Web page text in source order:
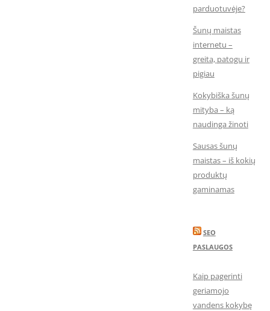
parduotuvėje?
Šunų maistas
internetu –
greita, patogu ir
pigiau
Kokybiška šunų
mityba – ką
naudinga žinoti
Sausas šunų
maistas – iš kokių
produktų
gaminamas
SEO
PASLAUGOS
Kaip pagerinti
geriamojo
vandens kokybę